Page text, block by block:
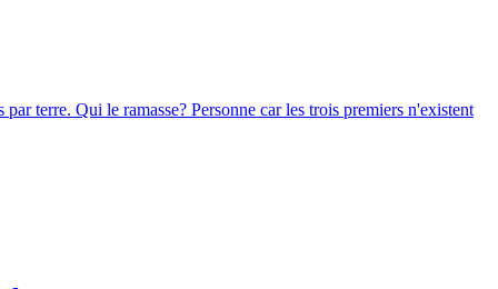
terre. Qui le ramasse? Personne car les trois premiers n'existent